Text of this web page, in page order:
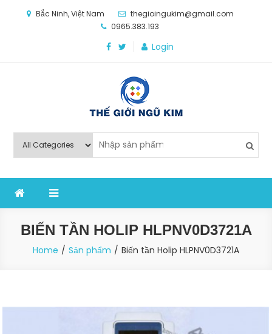
Bắc Ninh, Việt Nam
thegioingukim@gmail.com
0965.383.193
Login
Thế Giới Ngũ Kim
nghiệp sản xuất
BIẾN TẦN HOLIP HLPNV0D3721A
Home Sản phẩm Biến tần Holip HLPNV0D3721A